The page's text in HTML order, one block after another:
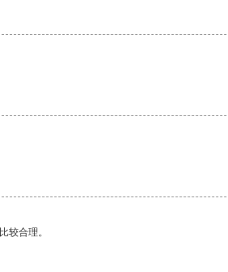
较合理。